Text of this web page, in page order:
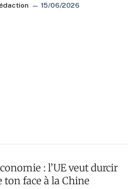
15/06/2026
: l’UE veut durcir
ton face à la Chine